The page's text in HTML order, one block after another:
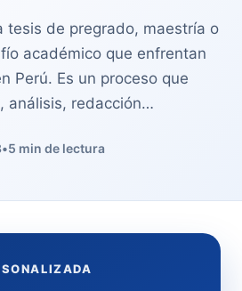
tesis de pregrado, maestría o
académico que enfrentan
Perú. Es un proceso que
análisis, redacción…
•5 min de lectura